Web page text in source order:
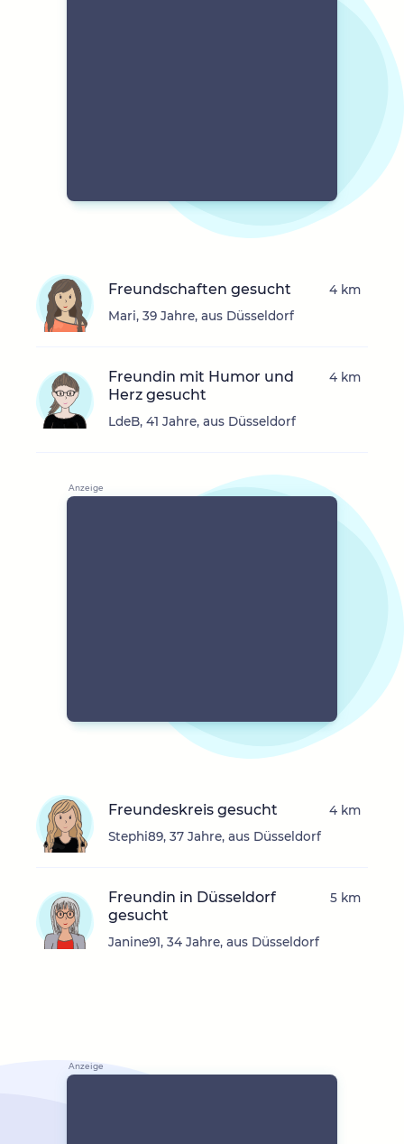
Freundschaften gesucht
Mari, 39 Jahre, aus Düsseldorf
4 km
Freundin mit Humor und
Herz gesucht
LdeB, 41 Jahre, aus Düsseldorf
4 km
Freundeskreis gesucht
Stephi89, 37 Jahre, aus Düsseldorf
4 km
Freundin in Düsseldorf
gesucht
Janine91, 34 Jahre, aus Düsseldorf
5 km